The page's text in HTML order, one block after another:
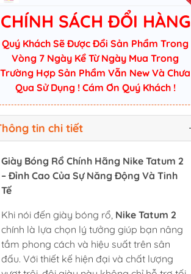
CHÍNH SÁCH ĐỔI HÀNG
Quý Khách Sẽ Được Đổi Sản Phẩm Trong
Vòng 7 Ngày Kể Từ Ngày Mua Trong
Trường Hợp Sản Phẩm Vẫn New Và Chưa
Qua Sử Dụng ! Cám Ơn Quý Khách !
tin chi tiết
Giày Bóng Rổ Chính Hãng Nike Tatum 2
– Đỉnh Cao Của Sự Năng Động Và Tinh
Tế
Khi nói đến giày bóng rổ, Nike Tatum 2
chính là lựa chọn lý tưởng giúp bạn nâng
tầm phong cách và hiệu suất trên sân
đấu. Với thiết kế hiện đại và chất lượng